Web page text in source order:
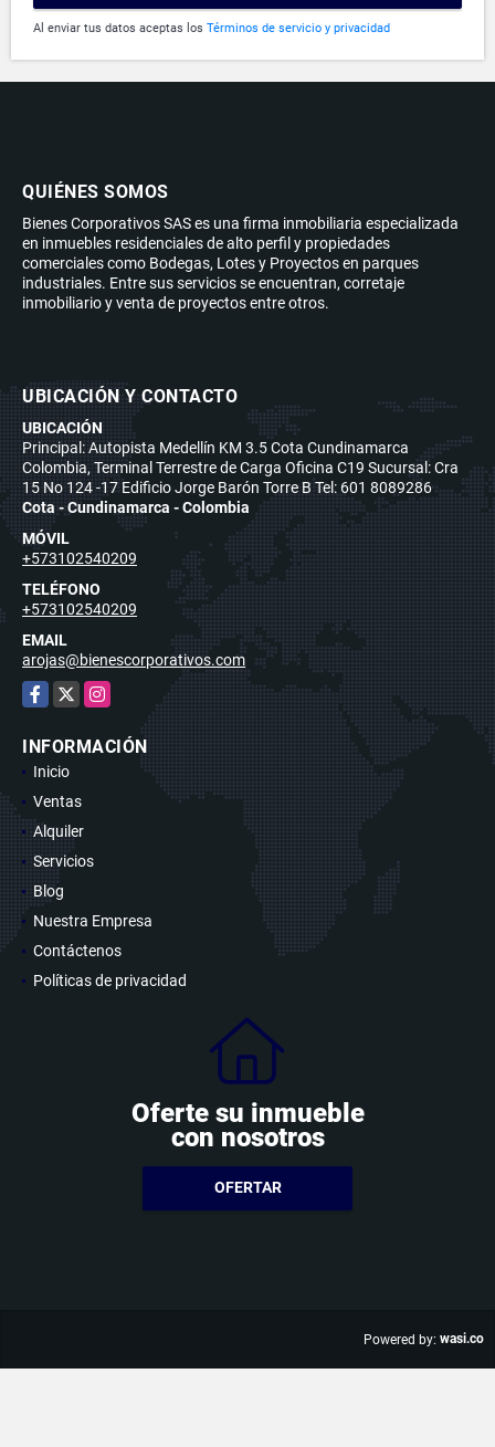
Al enviar tus datos aceptas los Términos de servicio y privacidad
QUIÉNES SOMOS
Bienes Corporativos SAS es una firma inmobiliaria especializada
en inmuebles residenciales de alto perfil y propiedades
comerciales como Bodegas, Lotes y Proyectos en parques
industriales. Entre sus servicios se encuentran, corretaje
inmobiliario y venta de proyectos entre otros.
UBICACIÓN Y CONTACTO
UBICACIÓN
Principal: Autopista Medellín KM 3.5 Cota Cundinamarca
Colombia, Terminal Terrestre de Carga Oficina C19 Sucursal: Cra
15 No 124 -17 Edificio Jorge Barón Torre B Tel: 601 8089286
Cota - Cundinamarca - Colombia
MÓVIL
+573102540209
TELÉFONO
+573102540209
EMAIL
arojas@bienescorporativos.com
Facebook
X Instagram
INFORMACIÓN
Inicio
Ventas
Alquiler
Servicios
Blog
Nuestra Empresa
Contáctenos
Políticas de privacidad
Oferte su inmueble
con nosotros
OFERTAR
Powered by: wasi.co